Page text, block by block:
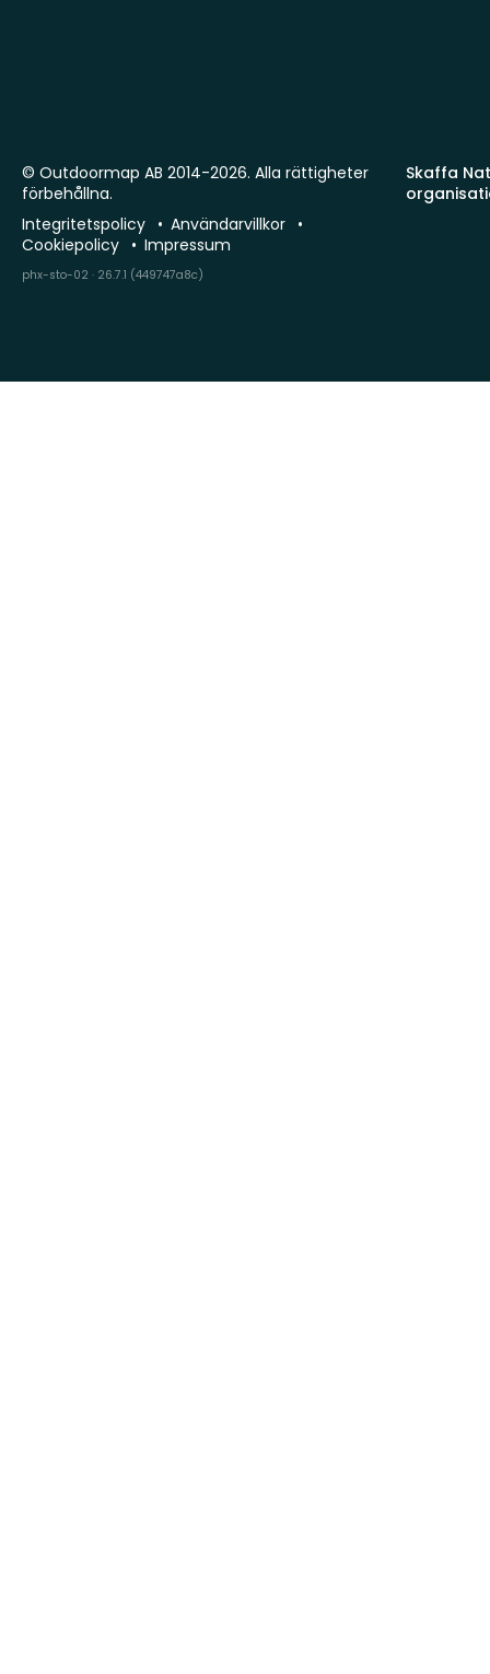
Skaffa
© Outdoormap AB 2014-2026. Alla rättigheter
förbehållna.
Integritetspolicy
Användarvillkor
Cookiepolicy
Impressum
phx-sto-02 · 26.7.1 (449747a8c)